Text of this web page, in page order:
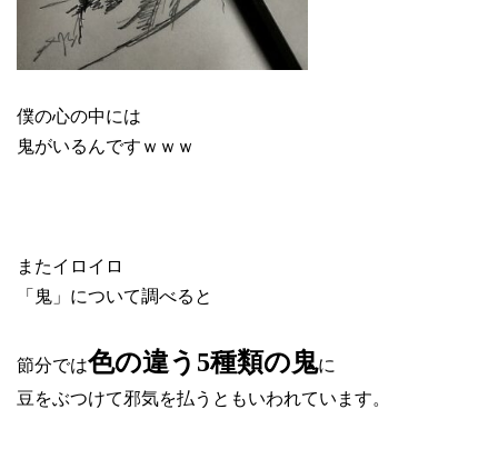
僕の心の中には
鬼がいるんですｗｗｗ
またイロイロ
「鬼」について調べると
節分では色の違う5種類の鬼に
豆をぶつけて邪気を払うともいわれています。